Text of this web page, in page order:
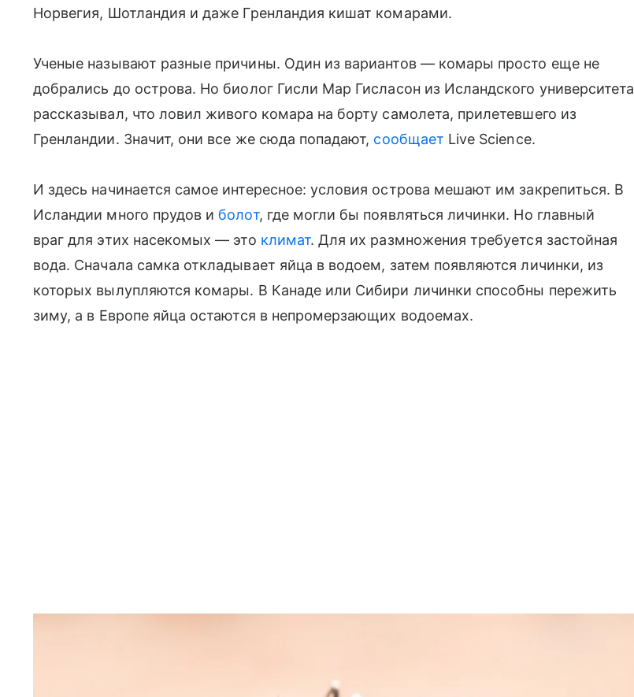
Норвегия, Шотландия и даже Гренландия кишат комарами.
Ученые называют разные причины. Один из вариантов — комары просто еще не
добрались до острова. Но биолог Гисли Мар Гисласон из Исландского университета
рассказывал, что ловил живого комара на борту самолета, прилетевшего из
Гренландии. Значит, они все же сюда попадают, сообщает Live Science.
И здесь начинается самое интересное: условия острова мешают им закрепиться. В
Исландии много прудов и болот, где могли бы появляться личинки. Но главный
враг для этих насекомых — это климат. Для их размножения требуется застойная
вода. Сначала самка откладывает яйца в водоем, затем появляются личинки, из
которых вылупляются комары. В Канаде или Сибири личинки способны пережить
зиму, а в Европе яйца остаются в непромерзающих водоемах.